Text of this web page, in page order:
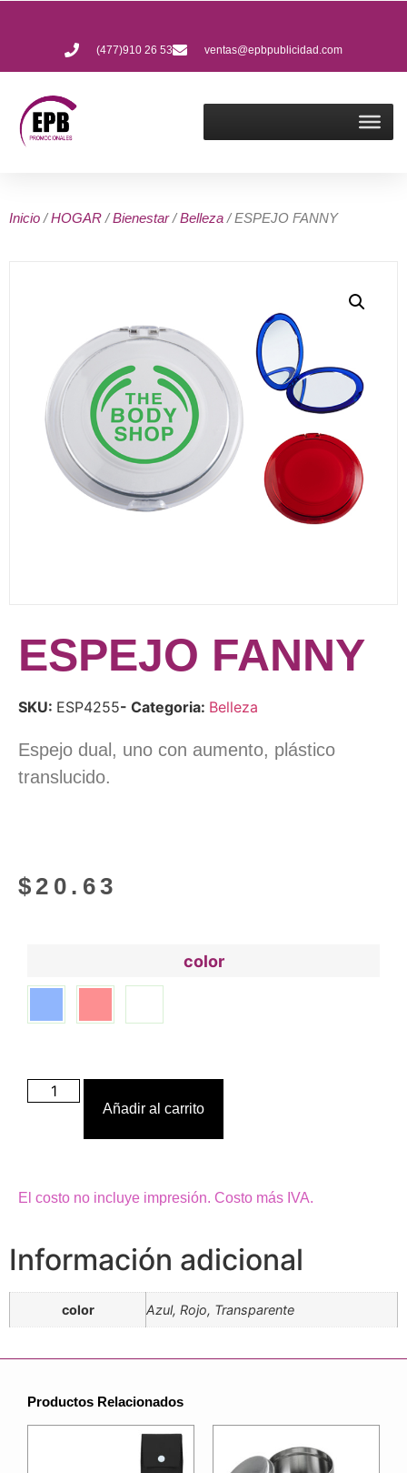
(477)910 26 53 ventas@epbpublicidad.com
Inicio /HOGAR /Bienestar/Belleza / ESPEJO FANNY
ESPEJO FANNY
SKU: ESP4255- Categoria: Belleza
Espejo dual, uno con aumento, plástico
translucido.
$ 20.63
color
Añadir al carrito
El costo no incluye impresión. Costo más IVA.
Información adicional
color Azul, Rojo, Transparente
Productos Relacionados